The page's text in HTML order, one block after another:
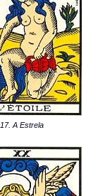
17. A Estrela